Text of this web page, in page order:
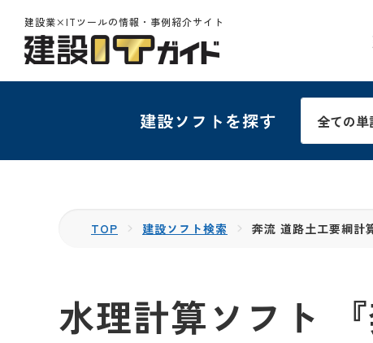
建設業×ITツールの情報・事例紹介サイト
建設ソフトを探す
TOP 建設ソフト検索 奔流 道路土工要綱
水理計算ソフト